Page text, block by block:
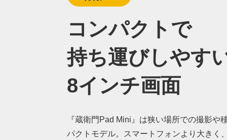
コンパクトで
持ち運びしやす
8インチ画面
『蔵衛門Pad Mini』は狭い場所での撮影や
パクトモデル。スマートフォンより大きく